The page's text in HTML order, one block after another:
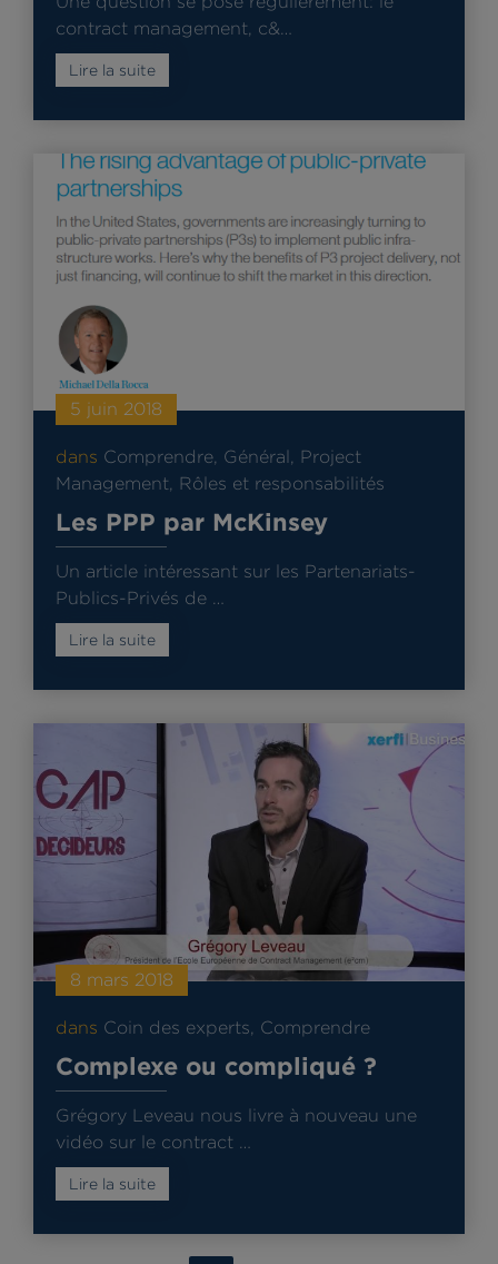
contract management, c&…
Lire la suite
5 juin 2018
dans Comprendre Général
Project
Management
Rôles et responsabilités
Les PPP par McKinsey
Un article intéressant sur les Partenariats-
Publics-Privés de …
Lire la suite
8 mars 2018
dans Coin des experts Comprendre
Complexe ou compliqué ?
Grégory Leveau nous livre à nouveau une
vidéo sur le contract …
Lire la suite